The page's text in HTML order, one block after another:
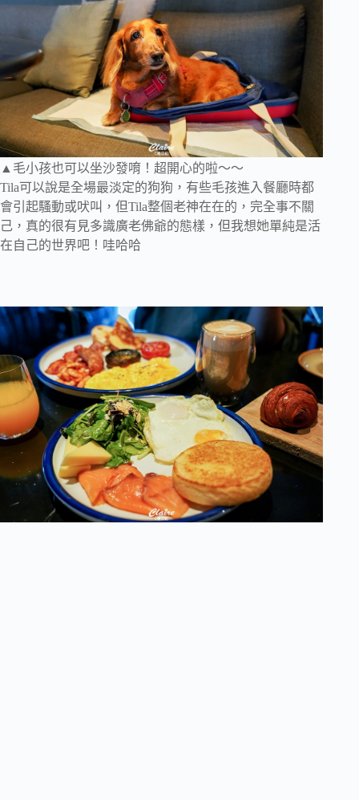
▲毛小孩也可以坐沙發唷！超開心的啦～～
Tila可以說是全場最淡定的狗狗，有些毛孩進入餐廳時都
會引起騷動或吠叫，但Tila整個老神在在的，完全事不關
己，真的很有見多識廣老佛爺的態樣，但我想她單純是活
在自己的世界吧！哇哈哈